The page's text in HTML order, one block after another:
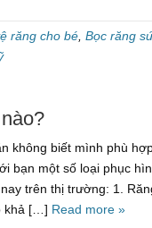
răng cho bé Bọc răng
không biết mình phù
bạn một số loại phục
trên thị trường: 1.
khả […] Read more »